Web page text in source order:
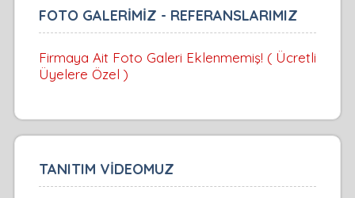
FOTO GALERİMİZ - REFERANSLARIMIZ
Firmaya Ait Foto Galeri Eklenmemiş! ( Ücretli
Üyelere Özel )
TANITIM VİDEOMUZ